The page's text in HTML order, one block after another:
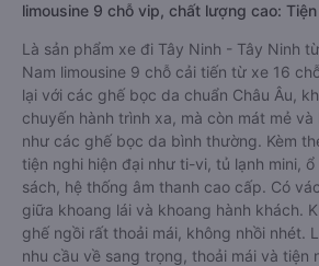
limousine 9 chỗ vip, chất lượng cao:
Là sản phẩm xe đi Tây Ninh - Tây Ninh
Nam limousine 9 chỗ cải tiến từ xe 16
lại với các ghế bọc da chuẩn Châu Âu,
chuyến hành trình xa, mà còn mát mẻ
như các ghế bọc da bình thường. Kèm
tiện nghi hiện đại như ti-vi, tủ lạnh mini,
sách, hệ thống âm thanh cao cấp. Có
giữa khoang lái và khoang hành khách.
ghế ngồi rất thoải mái, không nhồi nhét.
nhu cầu về sang trọng, thoải mái và tiện